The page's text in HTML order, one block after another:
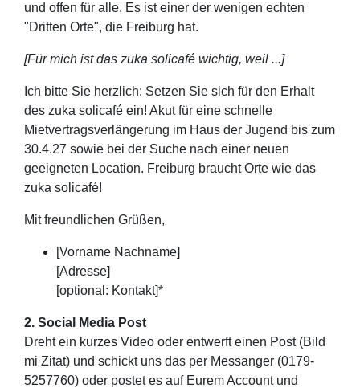
und offen für alle. Es ist einer der wenigen echten
"Dritten Orte", die Freiburg hat.
[Für mich ist das zuka solicafé wichtig, weil ...]
Ich bitte Sie herzlich: Setzen Sie sich für den Erhalt
des zuka solicafé ein! Akut für eine schnelle
Mietvertragsverlängerung im Haus der Jugend bis zum
30.4.27 sowie bei der Suche nach einer neuen
geeigneten Location. Freiburg braucht Orte wie das
zuka solicafé!
Mit freundlichen Grüßen,
[Vorname Nachname]
[Adresse]
[optional: Kontakt]*
2. Social Media Post
Dreht ein kurzes Video oder entwerft einen Post (Bild
mi Zitat) und schickt uns das per Messanger (0179-
5257760) oder postet es auf Eurem Account und